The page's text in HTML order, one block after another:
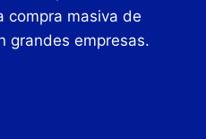
compra masiva de
grandes empresas.